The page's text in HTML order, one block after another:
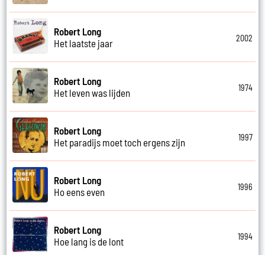
Robert Long
Het laatste jaar
2002
Robert Long
Het leven was lijden
1974
Robert Long
Het paradijs moet toch ergens zijn
1997
Robert Long
Ho eens even
1996
Robert Long
Hoe lang is de lont
1994